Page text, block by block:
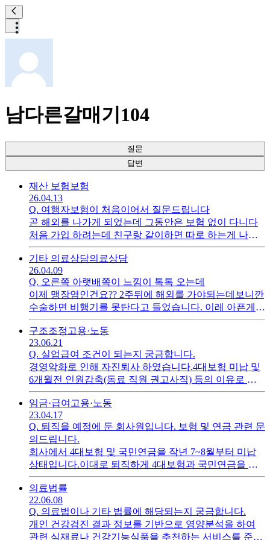
남다른갈매기104
질문
답변
재산 보험 보험
26.04.13
Q. 여행자보험이 처음이어서 질문드립니다
곧 해외를 나가게 되었는데 그동안은 보험 없이 다니다
처음 가입 하려는데 친구랑 같이하면 따로 하는게 나은
가요 한사람이 하는게 좋은가요?
기타 의료상담의료상담
26.04.09
Q. 오른쪽 아랫배쪽이 느낌이 톡톡 오는데
이제 맹장염인건요?? 2주뒤에 해외를 가야되는데보니깐
수술하면 비행기를 못탄다고 들었습니다. 이레 아픈게
아니어서 어찌 판단할지 모르겠네요.
구조조정 고용·노동
23.06.21
Q. 실업급여 조건이 되는지 궁금합니다.
경영악화로 인해 자진퇴사 하였습니다.4대보험 미납 및
6개월전 인원감축(동료 직원 권고사직) 등의 이유로 경
영악화로 인한 자진퇴사 실업급여를 받을 수 있는 조건
에 해당되는지 궁금합니다.
임금·급여 고용·노동
23.04.17
Q. 퇴직을 예정에 둔 회사원입니다. 보험 및 연금 관련 문
의드립니다.
회사에서 4대보험 및 국민연금을 작년 7~8월부터 미납
상태입니다.이대로 퇴직하게 4대보험과 국민연금을 미
납한 피해가 있을까요?국민연금은 미납시 기간 적용을
못받는다고 하는데 어떻게 처리해야 하는지 궁금합니다.
의료법률
22.06.08
Q. 의료법이나 기타 법률에 해당되는지 궁금합니다.
개인 건강검진 결과 정보를 기반으로 영양분석을 하여
관련 식재료나 건강기능식품을 추천하는 서비스를 준비